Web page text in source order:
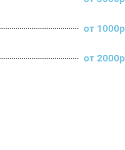
от 1000р
от 2000р